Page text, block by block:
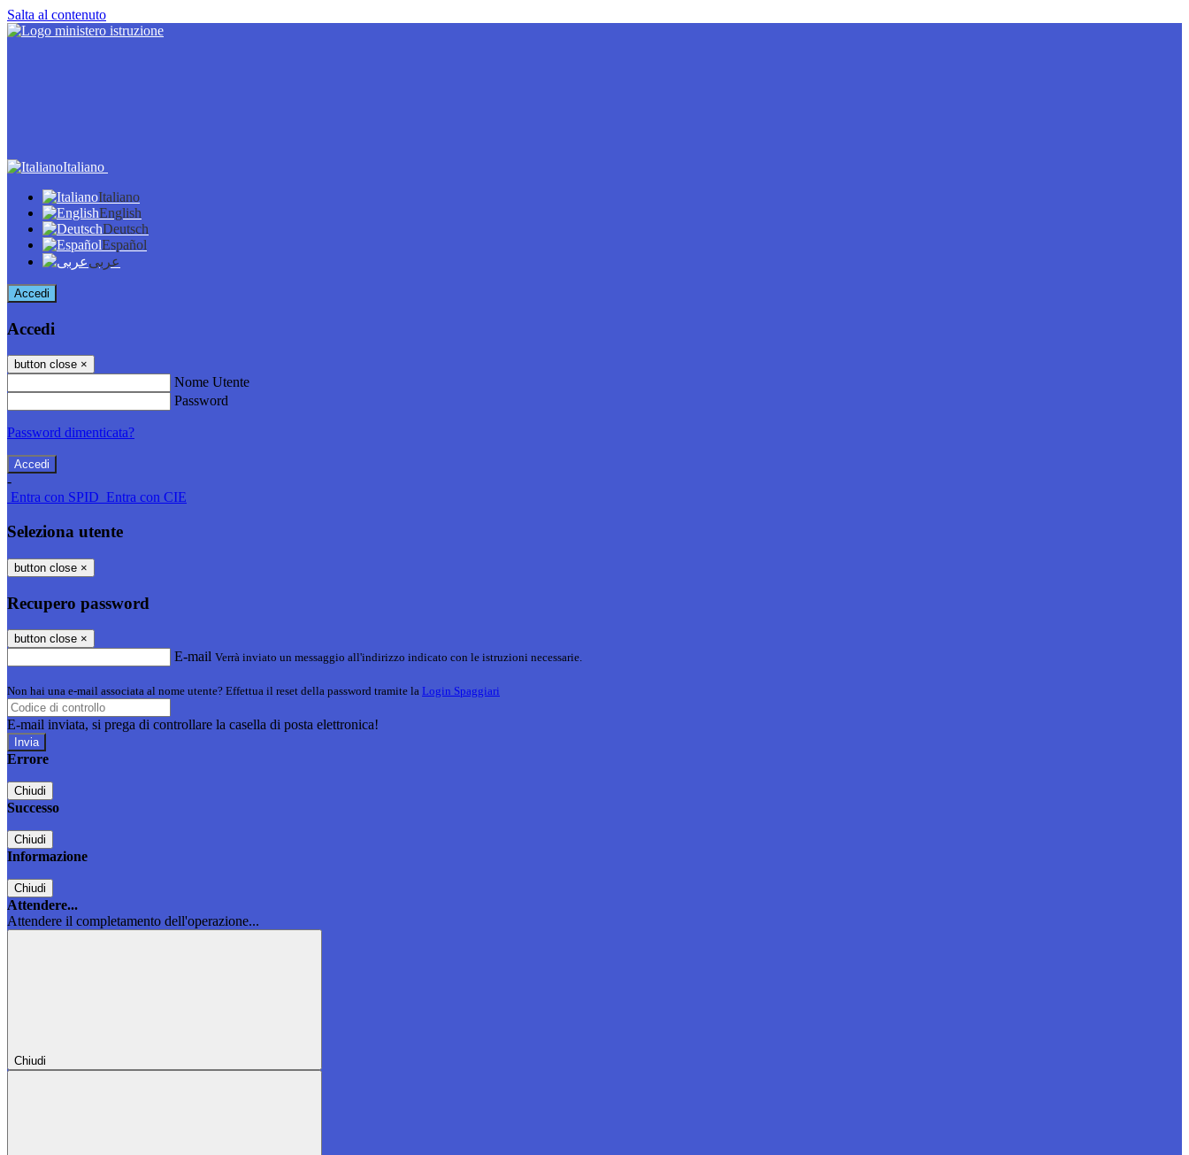
Salta al contenuto
Italiano
Italiano
English
Deutsch
Español
عربى
Accedi
Accedi
button close ×
Nome Utente
Password
Password dimenticata?
-
Entra con SPID Entra con CIE
Seleziona utente
button close ×
Recupero password
button close ×
E-mail Verrà inviato un messaggio all'indirizzo indicato con le istruzioni necessarie.
Non hai una e-mail associata al nome utente? Effettua il reset della password tramite la Login Spaggiari
E-mail inviata, si prega di controllare la casella di posta elettronica!
Errore
Chiudi
Successo
Chiudi
Informazione
Chiudi
Attendere...
Attendere il completamento dell'operazione...
Chiudi